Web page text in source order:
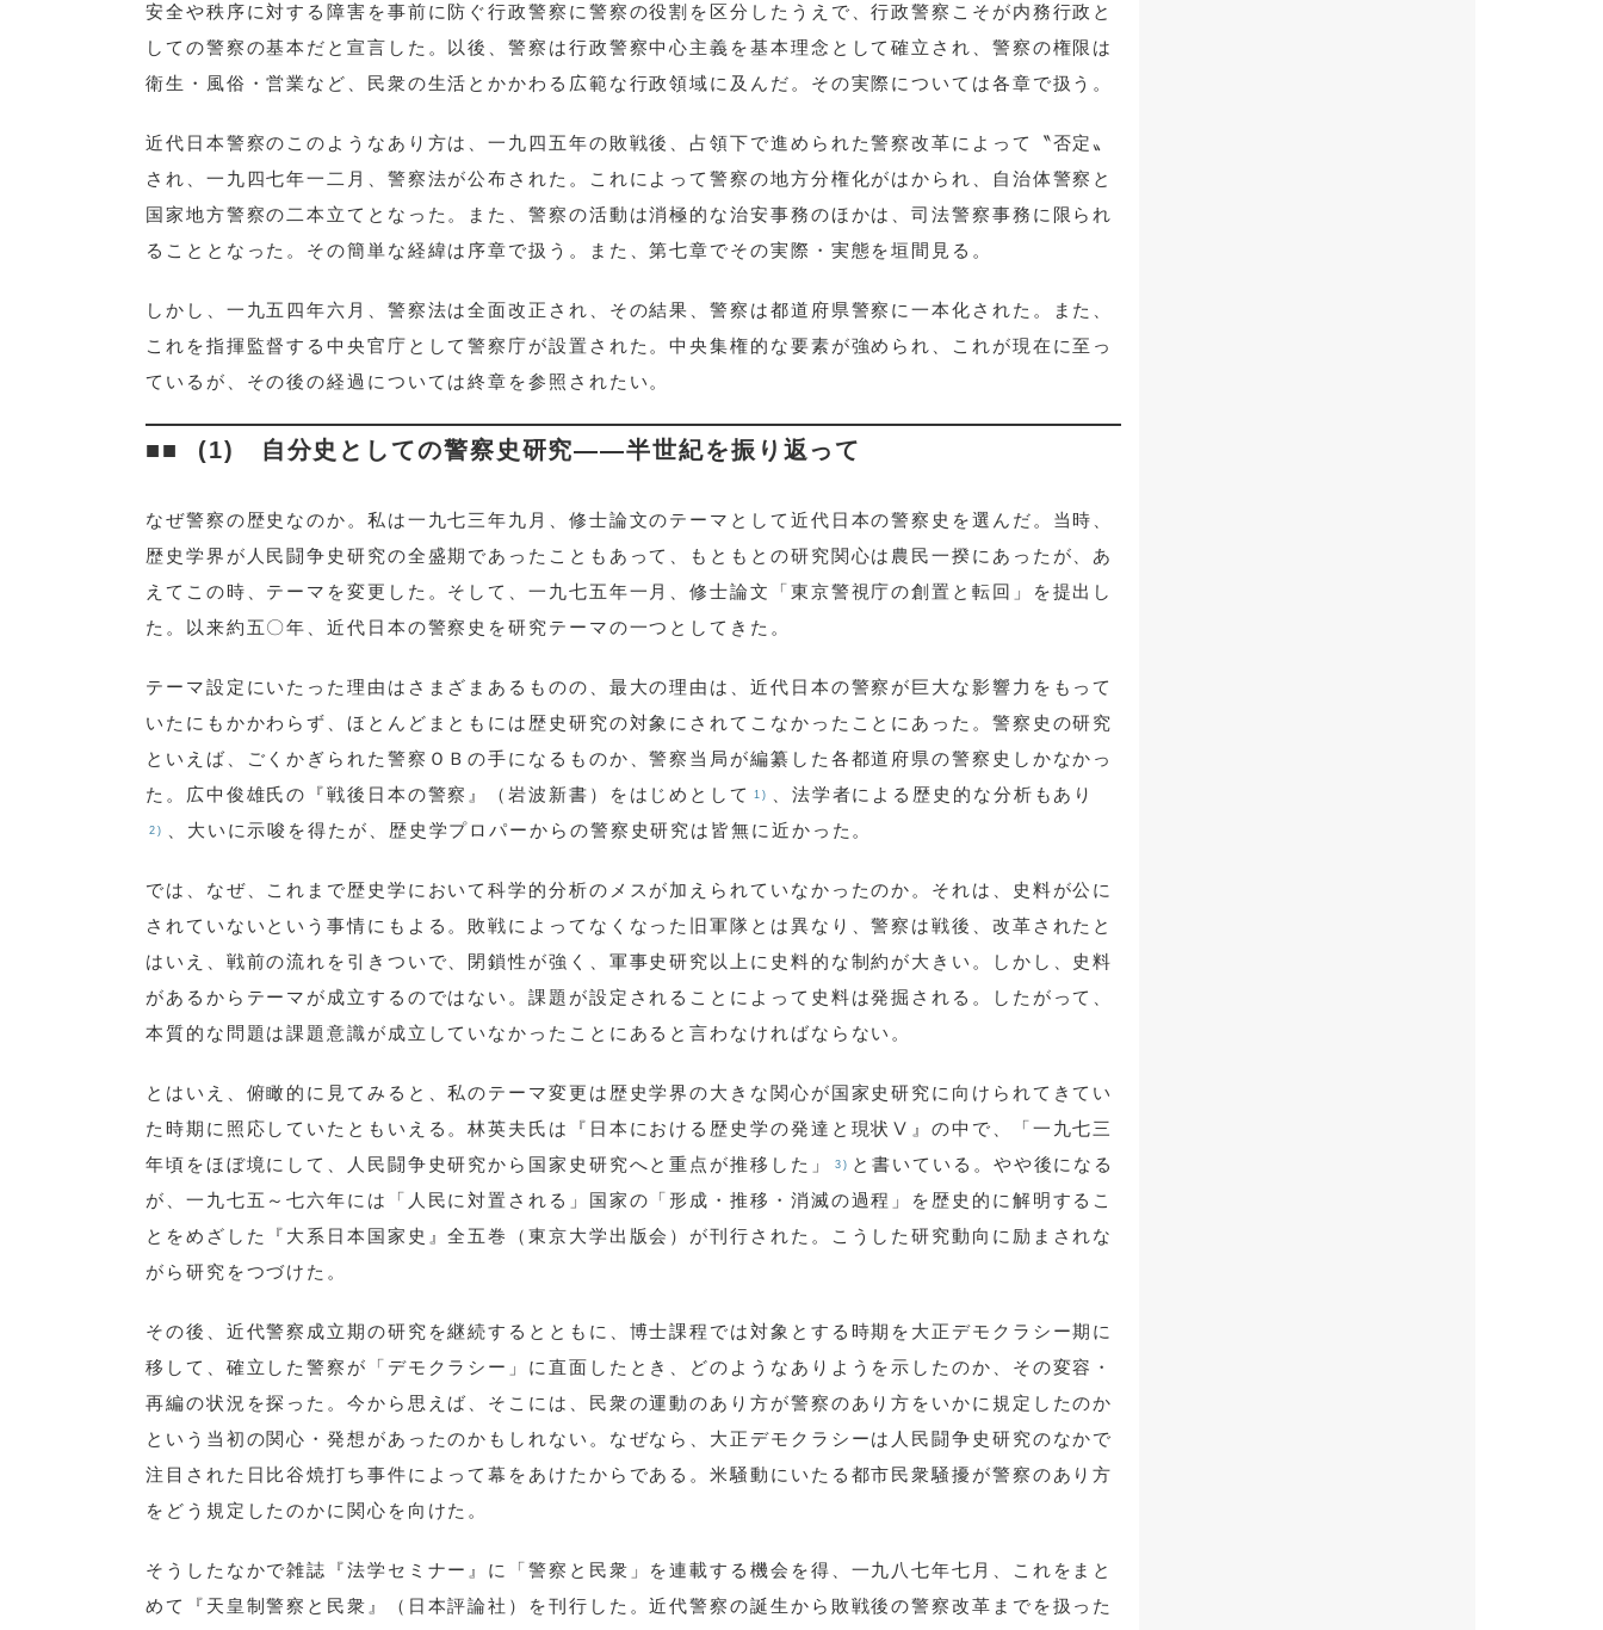
安全や秩序に対する障害を事前に防ぐ行政警察に警察の役割を区分したうえで、行政警察こそが内務行政と
しての警察の基本だと宣言した。以後、警察は行政警察中心主義を基本理念として確立され、警察の権限は
衛生・風俗・営業など、民衆の生活とかかわる広範な行政領域に及んだ。その実際については各章で扱う。
近代日本警察のこのようなあり方は、一九四五年の敗戦後、占領下で進められた警察改革によって〝否定〟
され、一九四七年一二月、警察法が公布された。これによって警察の地方分権化がはかられ、自治体警察と
国家地方警察の二本立てとなった。また、警察の活動は消極的な治安事務のほかは、司法警察事務に限られ
ることとなった。その簡単な経緯は序章で扱う。また、第七章でその実際・実態を垣間見る。
しかし、一九五四年六月、警察法は全面改正され、その結果、警察は都道府県警察に一本化された。また、
これを指揮監督する中央官庁として警察庁が設置された。中央集権的な要素が強められ、これが現在に至っ
ているが、その後の経過については終章を参照されたい。
(1) 自分史としての警察史研究――半世紀を振り返って
なぜ警察の歴史なのか。私は一九七三年九月、修士論文のテーマとして近代日本の警察史を選んだ。当時、
歴史学界が人民闘争史研究の全盛期であったこともあって、もともとの研究関心は農民一揆にあったが、あ
えてこの時、テーマを変更した。そして、一九七五年一月、修士論文「東京警視庁の創置と転回」を提出し
た。以来約五〇年、近代日本の警察史を研究テーマの一つとしてきた。
テーマ設定にいたった理由はさまざまあるものの、最大の理由は、近代日本の警察が巨大な影響力をもって
いたにもかかわらず、ほとんどまともには歴史研究の対象にされてこなかったことにあった。警察史の研究
といえば、ごくかぎられた警察ＯＢの手になるものか、警察当局が編纂した各都道府県の警察史しかなかっ
た。広中俊雄氏の『戦後日本の警察』（岩波新書）をはじめとして
1) 、法学者による歴史的な分析もあり
2) 、大いに示唆を得たが、歴史学プロパーからの警察史研究は皆無に近かった。
では、なぜ、これまで歴史学において科学的分析のメスが加えられていなかったのか。それは、史料が公に
されていないという事情にもよる。敗戦によってなくなった旧軍隊とは異なり、警察は戦後、改革されたと
はいえ、戦前の流れを引きついで、閉鎖性が強く、軍事史研究以上に史料的な制約が大きい。しかし、史料
があるからテーマが成立するのではない。課題が設定されることによって史料は発掘される。したがって、
本質的な問題は課題意識が成立していなかったことにあると言わなければならない。
とはいえ、俯瞰的に見てみると、私のテーマ変更は歴史学界の大きな関心が国家史研究に向けられてきてい
た時期に照応していたともいえる。林英夫氏は『日本における歴史学の発達と現状Ⅴ』の中で、「一九七三
年頃をほぼ境にして、人民闘争史研究から国家史研究へと重点が推移した」
3) と書いている。やや後になる
が、一九七五～七六年には「人民に対置される」国家の「形成・推移・消滅の過程」を歴史的に解明するこ
とをめざした『大系日本国家史』全五巻（東京大学出版会）が刊行された。こうした研究動向に励まされな
がら研究をつづけた。
その後、近代警察成立期の研究を継続するとともに、博士課程では対象とする時期を大正デモクラシー期に
移して、確立した警察が「デモクラシー」に直面したとき、どのようなありようを示したのか、その変容・
再編の状況を探った。今から思えば、そこには、民衆の運動のあり方が警察のあり方をいかに規定したのか
という当初の関心・発想があったのかもしれない。なぜなら、大正デモクラシーは人民闘争史研究のなかで
注目された日比谷焼打ち事件によって幕をあけたからである。米騒動にいたる都市民衆騒擾が警察のあり方
をどう規定したのかに関心を向けた。
そうしたなかで雑誌『法学セミナー』に「警察と民衆」を連載する機会を得、一九八七年七月、これをまと
めて『天皇制警察と民衆』（日本評論社）を刊行した。近代警察の誕生から敗戦後の警察改革までを扱った